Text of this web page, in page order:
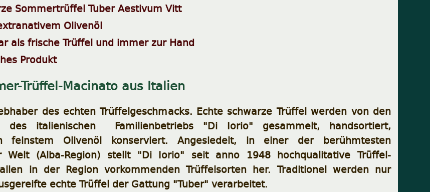
Sommertrüffel Tuber Aestivum Vitt
Olivenöl
als frische Trüffel und immer zur Hand
Produkt
Trüffel-Macinato aus Italien
des echten Trüffelgeschmacks. Echte schwarze Trüffel werden von den
des italienischen Familienbetriebs "Di Iorio" gesammelt, handsortiert,
feinstem Olivenöl konserviert. Angesiedelt, in einer der berühmtesten
Welt (Alba-Region) stellt "Di Iorio" seit anno 1948 hochqualitative Trüffel-
in der Region vorkommenden Trüffelsorten her. Traditionel werden nur
echte Trüffel der Gattung "Tuber" verarbeitet.